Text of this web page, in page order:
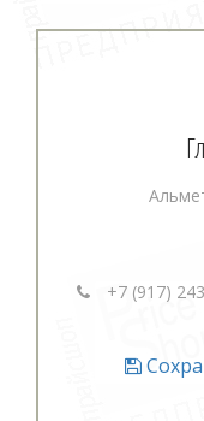
+7 (917)